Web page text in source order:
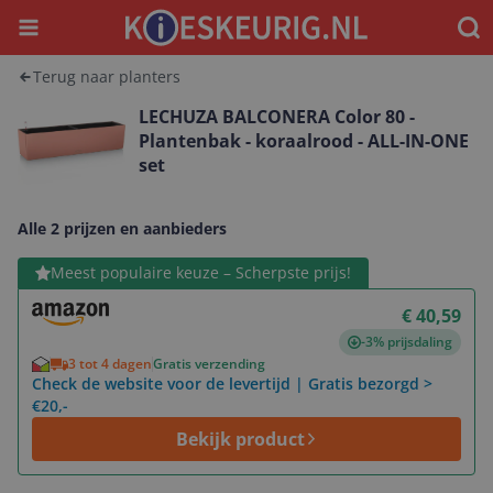
Menu
Terug naar planters
LECHUZA BALCONERA Color 80 -
Plantenbak - koraalrood - ALL-IN-ONE
set
Alle 2 prijzen en aanbieders
Meest populaire keuze – Scherpste prijs!
€ 40,59
-3% prijsdaling
3 tot 4 dagenGratis verzending
Check de website voor de levertijd | Gratis bezorgd >
€20,-
Bekijk product
Bekijk product